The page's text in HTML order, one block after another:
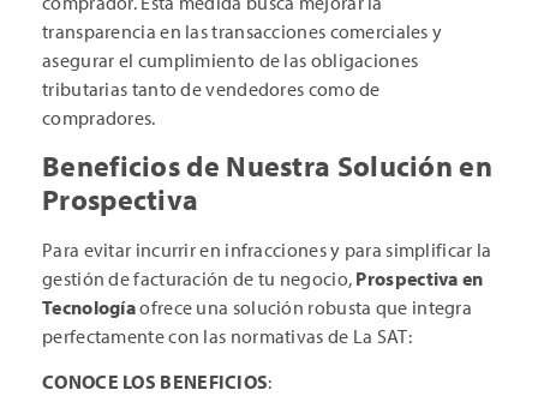
transparencia en las transacciones comerciales y
asegurar el cumplimiento de las obligaciones
tributarias tanto de vendedores como de
compradores.
Beneficios de Nuestra Solución en
Prospectiva
Para evitar incurrir en infracciones y para simplificar la
gestión de facturación de tu negocio, Prospectiva en
Tecnologíaofrece una solución robusta que integra
perfectamente con las normativas de La SAT:
CONOCE LOS BENEFICIOS: